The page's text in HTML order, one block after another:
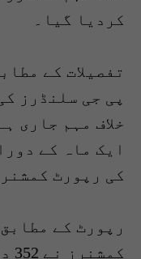
کردیا گیا۔
تفصیلات کے
پی جی سلنڈرز
خلاف مہم جاری
ایک ماہ کے
کی رپورٹ
رپورٹ کے